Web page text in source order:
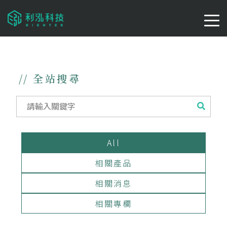
// 全站搜尋
All
相關產品
相關消息
相關專欄